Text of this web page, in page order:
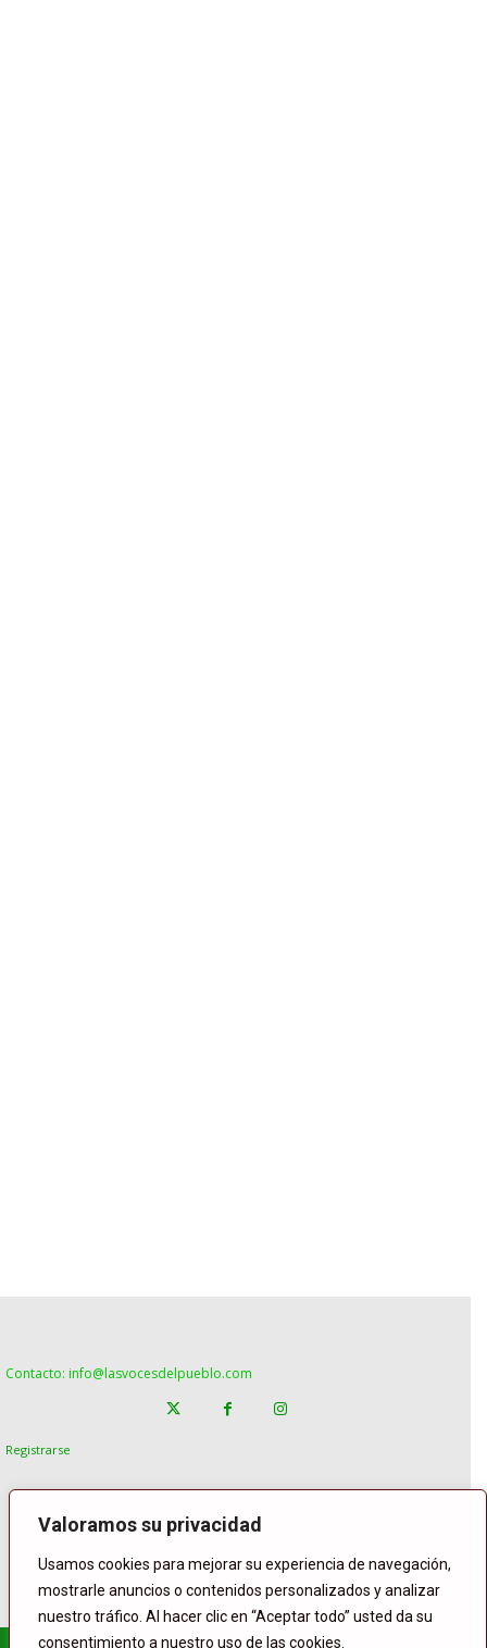
Valoramos su privacidad
Usamos cookies para mejorar su experiencia de navegación,
mostrarle anuncios o contenidos personalizados y analizar
nuestro tráfico. Al hacer clic en “Aceptar todo” usted da su
consentimiento a nuestro uso de las cookies.
Contacto: info@lasvocesdelpueblo.com
Registrarse